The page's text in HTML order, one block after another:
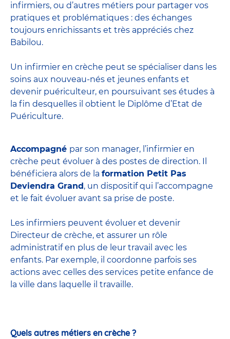
infirmiers, ou d’autres métiers pour partager vos
pratiques et problématiques : des échanges
toujours enrichissants et très appréciés chez
Babilou.
Un infirmier en crèche peut se spécialiser dans les
soins aux nouveau-nés et jeunes enfants et
devenir puériculteur, en poursuivant ses études à
la fin desquelles il obtient le Diplôme d’Etat de
Puériculture.
Accompagné par son manager, l’infirmier en
crèche peut évoluer à des postes de direction. Il
bénéficiera alors de la formation Petit Pas
Deviendra Grand , un dispositif qui l’accompagne
et le fait évoluer avant sa prise de poste.
Les infirmiers peuvent évoluer et devenir
Directeur de crèche, et assurer un rôle
administratif en plus de leur travail avec les
enfants. Par exemple, il coordonne parfois ses
actions avec celles des services petite enfance de
la ville dans laquelle il travaille.
Quels autres métiers en crèche ?